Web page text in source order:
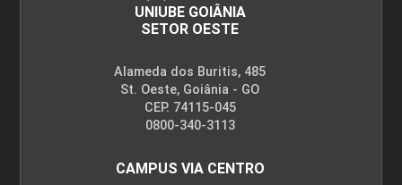
FELICIDADE E BEM-ESTAR
UNIUBE GOIÂNIA
SETOR OESTE
Alameda dos Buritis, 485
St. Oeste, Goiânia - GO
CEP. 74115-045
0800-340-3113
CAMPUS VIA CENTRO